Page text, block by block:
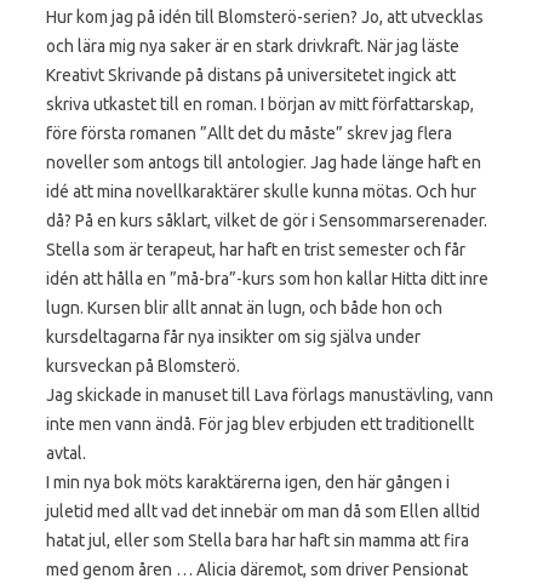
Hur kom jag på idén till Blomsterö-serien? Jo, att utvecklas
och lära mig nya saker är en stark drivkraft. När jag läste
Kreativt Skrivande på distans på universitetet ingick att
skriva utkastet till en roman. I början av mitt författarskap,
före första romanen ”Allt det du måste” skrev jag flera
noveller som antogs till antologier. Jag hade länge haft en
idé att mina novellkaraktärer skulle kunna mötas. Och hur
då? På en kurs såklart, vilket de gör i Sensommarserenader.
Stella som är terapeut, har haft en trist semester och får
idén att hålla en ”må-bra”-kurs som hon kallar Hitta ditt inre
lugn. Kursen blir allt annat än lugn, och både hon och
kursdeltagarna får nya insikter om sig själva under
kursveckan på Blomsterö.
Jag skickade in manuset till Lava förlags manustävling, vann
inte men vann ändå. För jag blev erbjuden ett traditionellt
avtal.
I min nya bok möts karaktärerna igen, den här gången i
juletid med allt vad det innebär om man då som Ellen alltid
hatat jul, eller som Stella bara har haft sin mamma att fira
med genom åren … Alicia däremot, som driver Pensionat